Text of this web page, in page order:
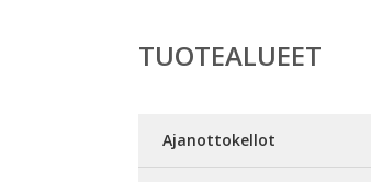
TUOTEALUEET
Ajanottokellot